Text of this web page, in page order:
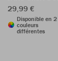
29,99 €
Disponible en 2
couleurs
différentes